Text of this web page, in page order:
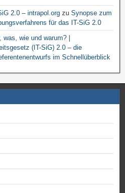
2.0 – intrapol.org zu Synopse zum
für das IT-SiG 2.0
wie und warum? |
(IT-SiG) 2.0 – die
im Schnellüberblick